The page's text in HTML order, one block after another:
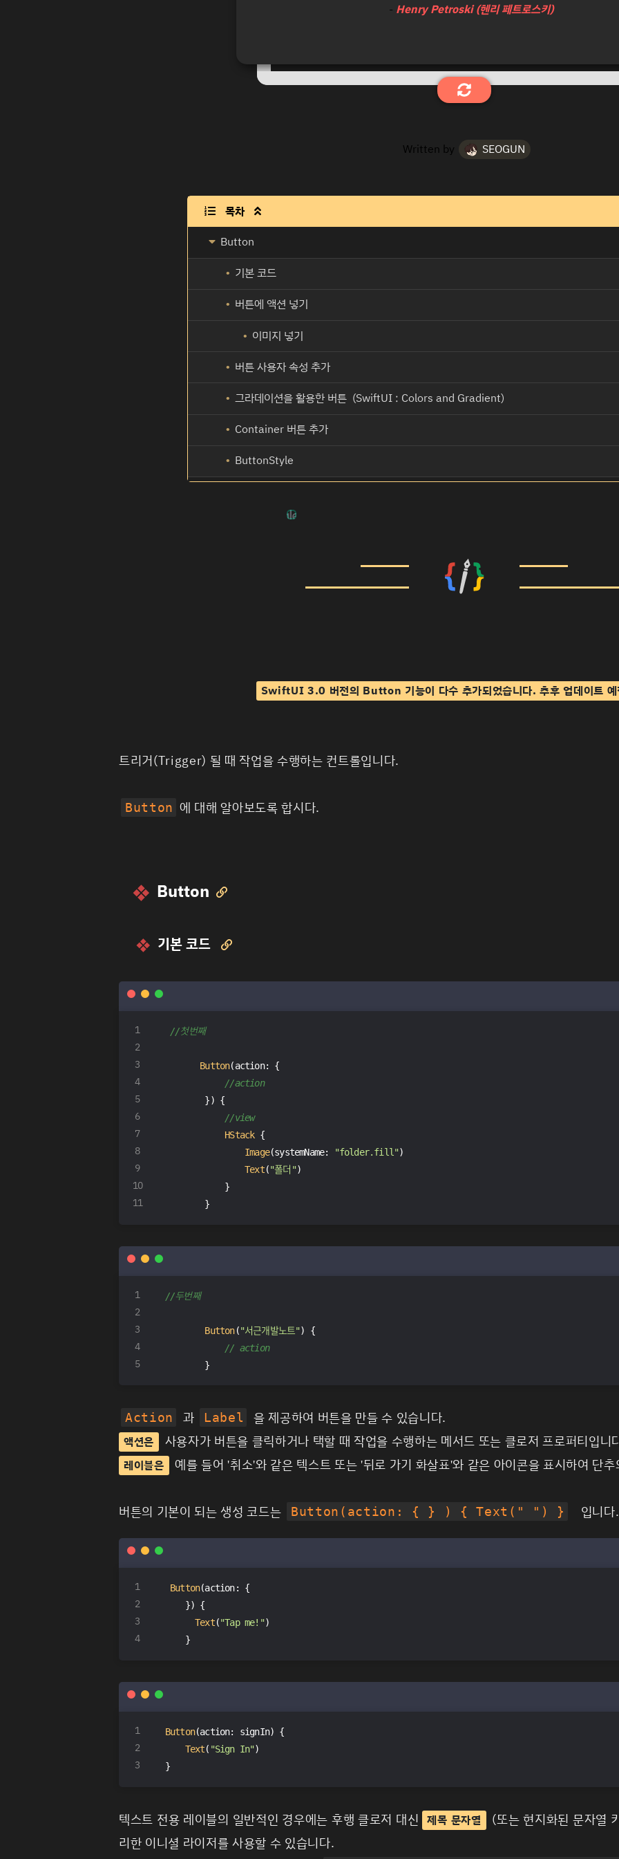
- Henry Petroski (헨리 페트로스키)
Written by SEOGUN
목차 
Button
기본 코드
버튼에 액션 넣기
이미지 넣기
버튼 사용자 속성 추가
그라데이션을 활용한 버튼 (SwiftUI : Colors and Gradient)
Container 버튼 추가
ButtonStyle
1. onTapGesture
SwiftUI 3.0 버전의 Button 기능이 다수 추가되었습니다. 추후 업데이트 예
트리거(Trigger) 될 때 작업을 수행하는 컨트롤입니다.
Button 에 대해 알아보도록 합시다.
Button 
기본 코드 
//첫번째
Button(action: {
//action
        }) {
//view
HStack {
Image(systemName: "folder.fill")
Text("폴더")
            }
        }
//두번째
Button("서근개발노트") {
// action
        }
Action 과 Label 을 제공하여 버튼을 만들 수 있습니다.
액션은 사용자가 버튼을 클릭하거나 택할 때 작업을 수행하는 메서드 또는 클로저 프로퍼티입니
레이블은 예를 들어 '취소'와 같은 텍스트 또는 '뒤로 가기 화살표'와 같은 아이콘을 표시하여 단
버튼의 기본이 되는 생성 코드는 Button(action: { } ) { Text(" ") } 입니다.
Button(action: {
    }) {
Text("Tap me!")
    }
Button(action: signIn) {
Text( "Sign In")
}
텍스트 전용 레이블의 일반적인 경우에는 후행 클로저 대신 제목 문자열 (또는 현지화된 문자열
리한 이니셜 라이저를 사용할 수 있습니다.